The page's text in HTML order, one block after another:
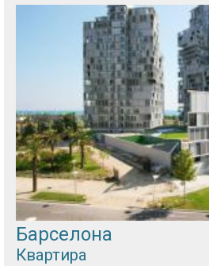
Барселона
Квартира